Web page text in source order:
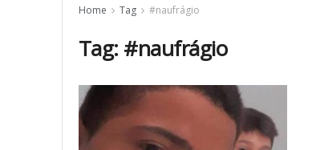
Home Tag #naufrágio
Tag: #naufrágio